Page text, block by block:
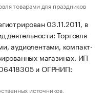
товарами для праздников
03.11.2011, в
деятельности: Торговля
аудиолентами, компакт-
магазинах. ИП
и ОГРНИП:
источников.